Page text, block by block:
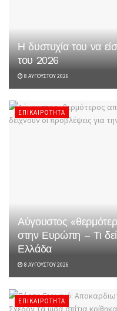
Η δυστυχία του να
του 2026
8 ΑΥΓΟΎΣΤΟΥ 2026
ΕΠΙΚΑΙΡΌΤΗΤΑ
Αύγουστος
στην Ευρώπη – Τι
Ελλάδα
8 ΑΥΓΟΎΣΤΟΥ 2026
ΕΠΙΚΑΙΡΌΤΗΤΑ